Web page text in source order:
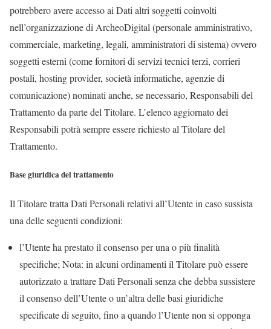
potrebbero avere accesso ai Dati altri soggetti coinvolti
nell’organizzazione di ArcheoDigital (personale amministrativo,
commerciale, marketing, legali, amministratori di sistema) ovvero
soggetti esterni (come fornitori di servizi tecnici terzi, corrieri
postali, hosting provider, società informatiche, agenzie di
comunicazione) nominati anche, se necessario, Responsabili del
Trattamento da parte del Titolare. L’elenco aggiornato dei
Responsabili potrà sempre essere richiesto al Titolare del
Trattamento.
Base giuridica del trattamento
Il Titolare tratta Dati Personali relativi all’Utente in caso sussista
una delle seguenti condizioni:
l’Utente ha prestato il consenso per una o più finalità
specifiche; Nota: in alcuni ordinamenti il Titolare può essere
autorizzato a trattare Dati Personali senza che debba sussistere
il consenso dell’Utente o un’altra delle basi giuridiche
specificate di seguito, fino a quando l’Utente non si opponga